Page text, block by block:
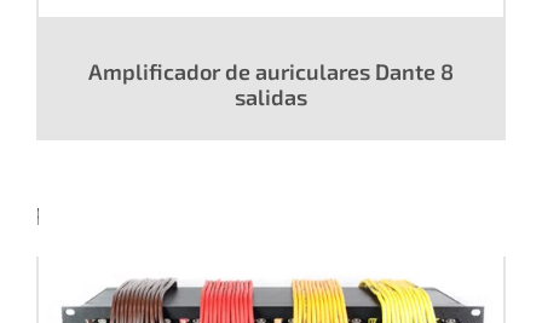
Amplificador de auriculares Dante 8
salidas
Productos relacionados: